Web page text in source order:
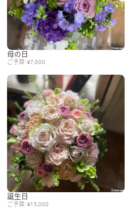
母の日
ご予算: ¥7,000
誕生日
ご予算: ¥15,000